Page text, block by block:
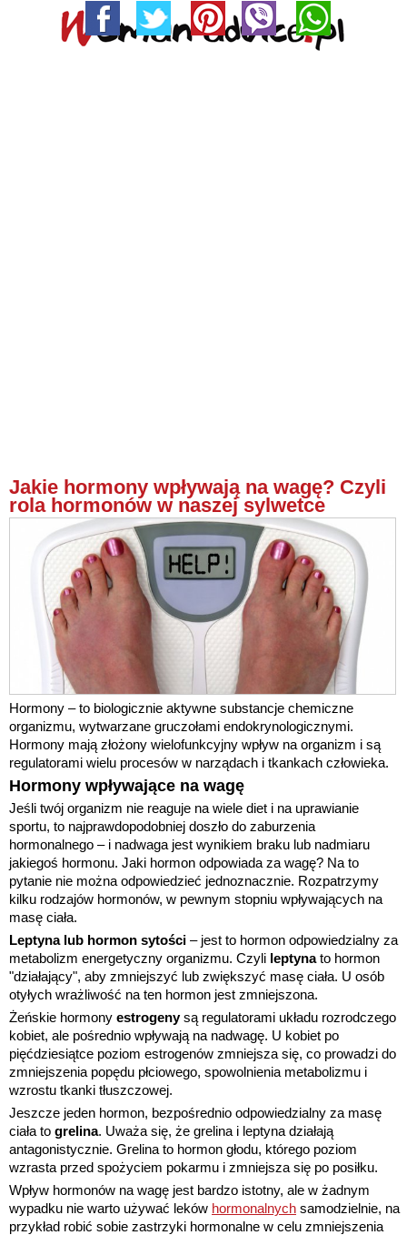
Jakie hormony wpływają na wagę? Czyli
rola hormonów w naszej sylwetce
Hormony – to biologicznie aktywne substancje chemiczne
organizmu, wytwarzane gruczołami endokrynologicznymi.
Hormony mają złożony wielofunkcyjny wpływ na organizm i są
regulatorami wielu procesów w narządach i tkankach człowieka.
Hormony wpływające na wagę
Jeśli twój organizm nie reaguje na wiele diet i na uprawianie
sportu, to najprawdopodobniej doszło do zaburzenia
hormonalnego – i nadwaga jest wynikiem braku lub nadmiaru
jakiegoś hormonu. Jaki hormon odpowiada za wagę? Na to
pytanie nie można odpowiedzieć jednoznacznie. Rozpatrzymy
kilku rodzajów hormonów, w pewnym stopniu wpływających na
masę ciała.
Leptyna lub hormon sytości – jest to hormon odpowiedzialny za
metabolizm energetyczny organizmu. Czyli leptynato hormon
"działający", aby zmniejszyć lub zwiększyć masę ciała. U osób
otyłych wrażliwość na ten hormon jest zmniejszona.
Żeńskie hormony estrogenysą regulatorami układu rozrodczego
kobiet, ale pośrednio wpływają na nadwagę. U kobiet po
pięćdziesiątce poziom estrogenów zmniejsza się, co prowadzi do
zmniejszenia popędu płciowego, spowolnienia metabolizmu i
wzrostu tkanki tłuszczowej.
Jeszcze jeden hormon, bezpośrednio odpowiedzialny za masę
ciała to grelina. Uważa się, że grelina i leptyna działają
antagonistycznie. Grelina to hormon głodu, którego poziom
wzrasta przed spożyciem pokarmu i zmniejsza się po posiłku.
Wpływ hormonów na wagę jest bardzo istotny, ale w żadnym
wypadku nie warto używać leków hormonalnych samodzielnie, na
przykład robić sobie zastrzyki hormonalne w celu zmniejszenia